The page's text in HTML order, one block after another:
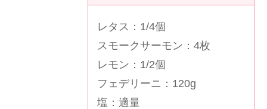
レタス：1/4個
スモークサーモン：4枚
レモン：1/2個
フェデリーニ：120g
塩：適量